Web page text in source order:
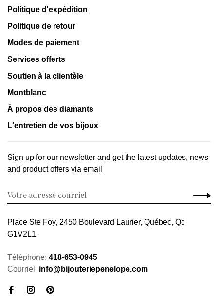
Politique d'expédition
Politique de retour
Modes de paiement
Services offerts
Soutien à la clientèle
Montblanc
À propos des diamants
L'entretien de vos bijoux
Sign up for our newsletter and get the latest updates, news
and product offers via email
Place Ste Foy, 2450 Boulevard Laurier, Québec, Qc
G1V2L1
Téléphone: 418-653-0945
Courriel: info@bijouteriepenelope.com